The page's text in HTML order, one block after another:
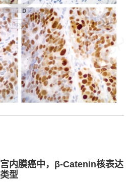
内膜癌中，β-Catenin核表达
型